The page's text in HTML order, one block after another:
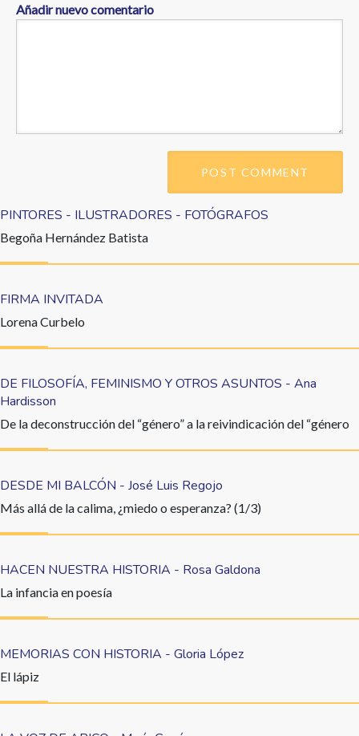
Añadir nuevo comentario
PINTORES - ILUSTRADORES - FOTÓGRAFOS
Begoña Hernández Batista
FIRMA INVITADA
Lorena Curbelo
DE FILOSOFÍA, FEMINISMO Y OTROS ASUNTOS - Ana
Hardisson
De la deconstrucción del “género” a la reivindicación del “género
DESDE MI BALCÓN - José Luis Regojo
Más allá de la calima, ¿miedo o esperanza? (1/3)
HACEN NUESTRA HISTORIA - Rosa Galdona
La infancia en poesía
MEMORIAS CON HISTORIA - Gloria López
El lápiz